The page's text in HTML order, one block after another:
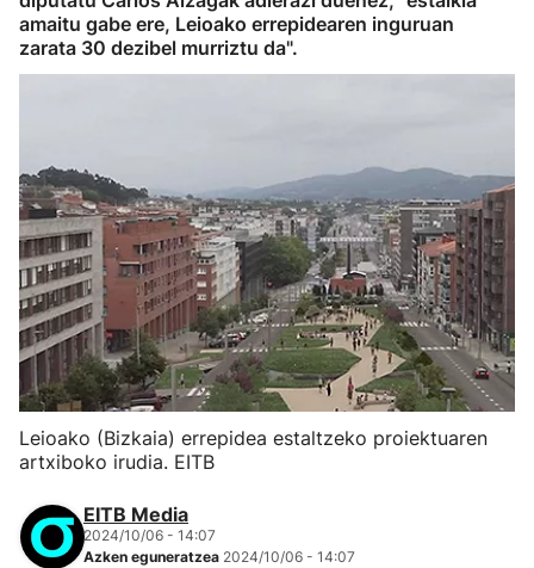
amaitu gabe ere, Leioako errepidearen inguruan
zarata 30 dezibel murriztu da".
Leioako (Bizkaia) errepidea estaltzeko proiektuaren
artxiboko irudia. EITB
EITB Media
2024/10/06 - 14:07
Azken eguneratzea 2024/10/06 - 14:07